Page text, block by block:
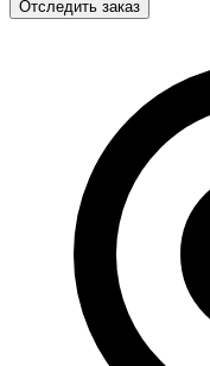
Отследить заказ